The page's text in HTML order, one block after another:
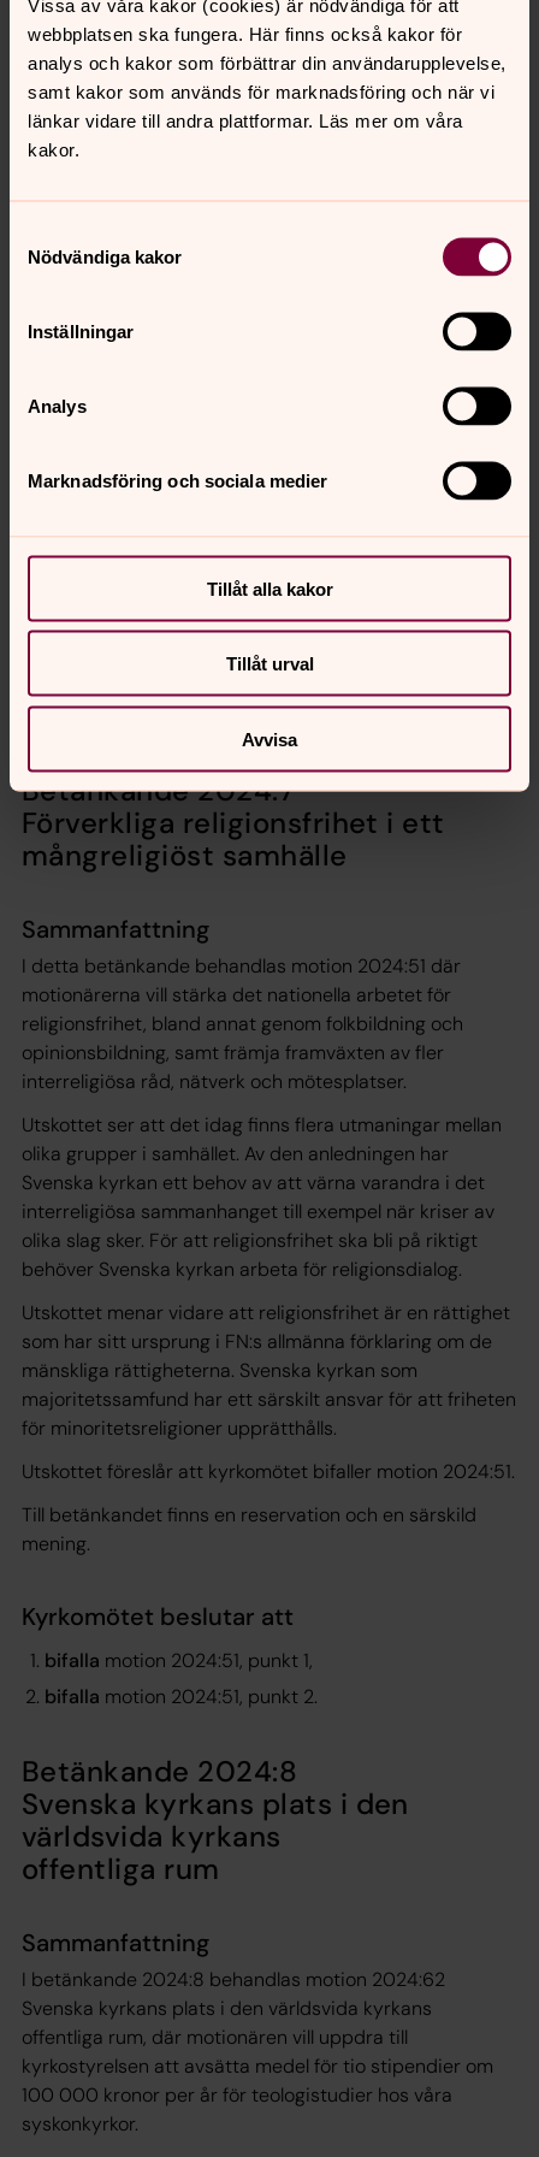
Vissa av våra kakor (cookies) är nödvändiga för att
webbplatsen ska fungera. Här finns också kakor för
analys och kakor som förbättrar din användarupplevelse,
samt kakor som används för marknadsföring och när vi
länkar vidare till andra plattformar. Läs mer om våra
kakor.
Nödvändiga kakor
Inställningar
Analys
Marknadsföring och sociala medier
Tillåt alla kakor
Tillåt urval
Avvisa
personella resurser till utlandsförsamlingarnas
förfogande så att övergången till ny organisation blir så
smidig som möjlig.
Mot bakgrund av att förändringsprocessen har kommit
långt i många av utlandsförsamlingarna behöver
I motion 2024:69 föreslås att kyrkomötet ska uppdra åt
kyrkoordningsändringar som innebär att samtliga
anställningar i Svenska kyrkans utlandsförsamlingar
Utskottet konstaterar att vid lokalanställningar i utlandet
och det är inte möjligt att ändra på genom
bestämmelser i kyrkoordningen, varför utskottet föreslår
att kyrkomötet avslår motionen.
Till betänkandet finns en reservation och en särskild
Kyrkomötet beslutar att
avslå motion 2024:34.
Betänkande 2024:7
Förverkliga religionsfrihet i ett
mångreligiöst samhälle
Sammanfattning
I detta betänkande behandlas motion 2024:51 där
motionärerna vill stärka det nationella arbetet för
religionsfrihet, bland annat genom folkbildning och
opinionsbildning, samt främja framväxten av fler
interreligiösa råd, nätverk och mötesplatser.
Utskottet ser att det idag finns flera utmaningar mellan
olika grupper i samhället. Av den anledningen har
Svenska kyrkan ett behov av att värna varandra i det
interreligiösa sammanhanget till exempel när kriser av
olika slag sker. För att religionsfrihet ska bli på riktigt
behöver Svenska kyrkan arbeta för religionsdialog.
Utskottet menar vidare att religionsfrihet är en rättighet
som har sitt ursprung i FN:s allmänna förklaring om de
mänskliga rättigheterna. Svenska kyrkan som
majoritetssamfund har ett särskilt ansvar för att friheten
för minoritetsreligioner upprätthålls.
Utskottet föreslår att kyrkomötet bifaller motion 2024:51.
Till betänkandet finns en reservation och en särskild
mening.
Kyrkomötet beslutar att
bifalla motion 2024:51, punkt 1,
bifalla motion 2024:51, punkt 2.
Betänkande 2024:8
Svenska kyrkans plats i den
världsvida kyrkans
offentliga rum
Sammanfattning
I betänkande 2024:8 behandlas motion 2024:62
Svenska kyrkans plats i den världsvida kyrkans
offentliga rum, där motionären vill uppdra till
kyrkostyrelsen att avsätta medel för tio stipendier om
100 000 kronor per år för teologistudier hos våra
syskonkyrkor.